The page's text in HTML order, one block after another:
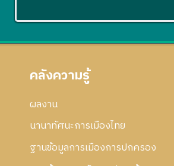
คลังความรู้
ผลงาน
นานาทัศนะการเมืองไทย
ฐานข้อมูลการเมืองการปกครอง